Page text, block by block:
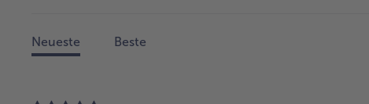
Neueste Beste